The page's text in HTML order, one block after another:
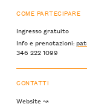
COME PARTECIPARE
Ingresso gratuito
Info e prenotazioni:
346 222 1099
CONTATTI
Website ↝